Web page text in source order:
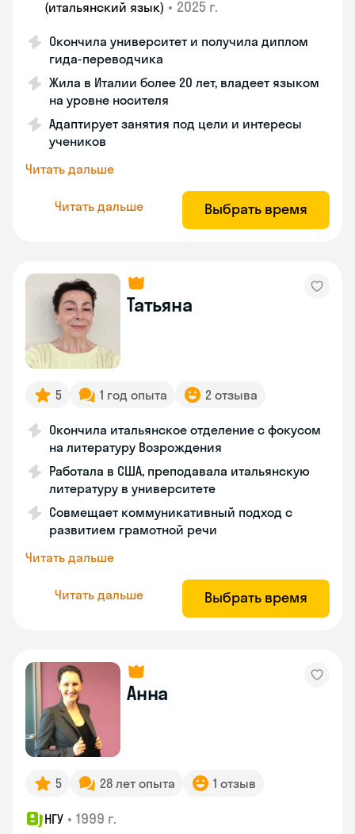
(итальянский язык) • 2025 г.
Окончила университет и получила диплом
гида-переводчика
Жила в Италии более 20 лет, владеет языком
на уровне носителя
Адаптирует занятия под цели и интересы
учеников
Читать дальше
Читать дальше Выбрать время
Татьяна
5 1 год опыта 2 отзыва
Окончила итальянское отделение с фокусом
на литературу Возрождения
Работала в США, преподавала итальянскую
литературу в университете
Совмещает коммуникативный подход с
развитием грамотной речи
Читать дальше
Читать дальше Выбрать время
Анна
5 28 лет опыта 1 отзыв
НГУ • 1999 г.